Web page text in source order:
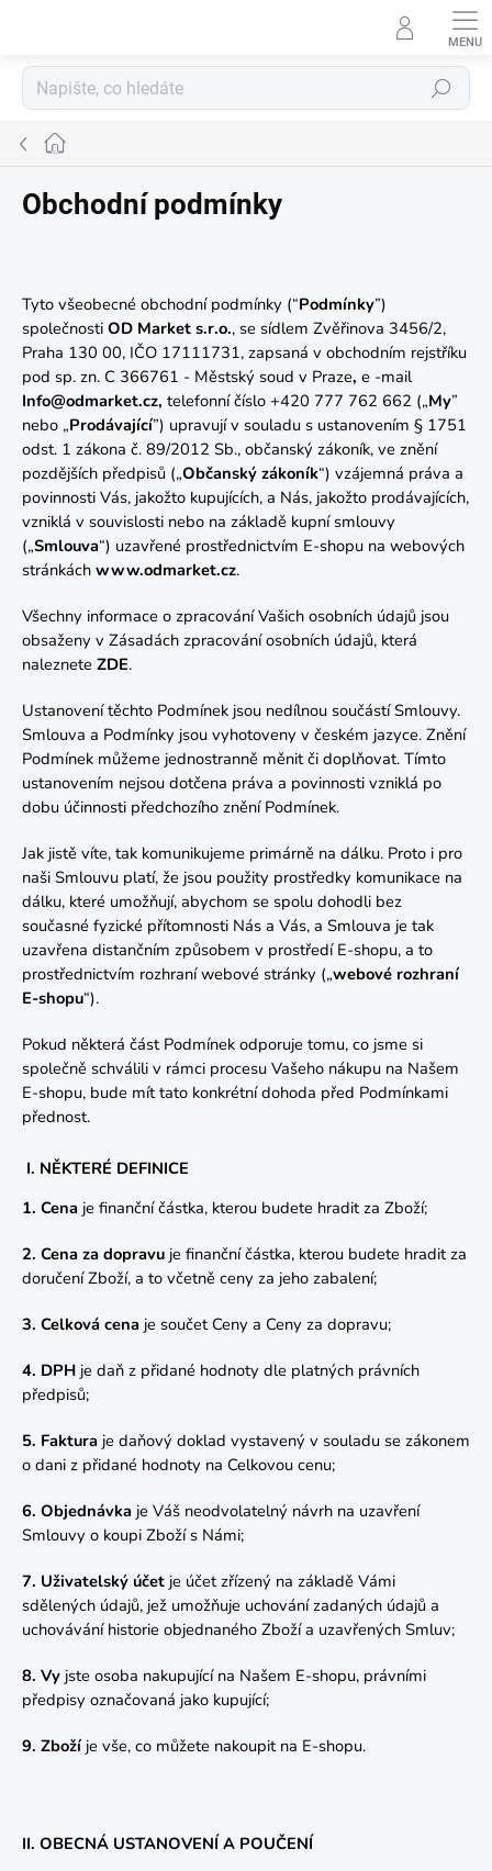
Hledat
Domů
Obchodní podmínky
Tyto všeobecné obchodní podmínky (“Podmínky”)
společnosti OD Market s.r.o., se sídlem Zvěřinova 3456/2,
Praha 130 00, IČO 17111731, zapsaná v obchodním rejstříku
pod sp. zn. C 366761 - Městský soud v Praze, e -mail
Info@odmarket.cz, telefonní číslo +420 777 762 662 („My”
nebo „Prodávající”) upravují v souladu s ustanovením § 1751
odst. 1 zákona č. 89/2012 Sb., občanský zákoník, ve znění
pozdějších předpisů („Občanský zákoník“) vzájemná práva a
povinnosti Vás, jakožto kupujících, a Nás, jakožto prodávajících,
vzniklá v souvislosti nebo na základě kupní smlouvy
(„Smlouva“) uzavřené prostřednictvím E-shopu na webových
stránkách www.odmarket.cz.
Všechny informace o zpracování Vašich osobních údajů jsou
obsaženy v Zásadách zpracování osobních údajů, která
naleznete ZDE.
Ustanovení těchto Podmínek jsou nedílnou součástí Smlouvy.
Smlouva a Podmínky jsou vyhotoveny v českém jazyce. Znění
Podmínek můžeme jednostranně měnit či doplňovat. Tímto
ustanovením nejsou dotčena práva a povinnosti vzniklá po
dobu účinnosti předchozího znění Podmínek.
Jak jistě víte, tak komunikujeme primárně na dálku. Proto i pro
naši Smlouvu platí, že jsou použity prostředky komunikace na
dálku, které umožňují, abychom se spolu dohodli bez
současné fyzické přítomnosti Nás a Vás, a Smlouva je tak
uzavřena distančním způsobem v prostředí E-shopu, a to
prostřednictvím rozhraní webové stránky („webové rozhraní
E-shopu“).
Pokud některá část Podmínek odporuje tomu, co jsme si
společně schválili v rámci procesu Vašeho nákupu na Našem
E-shopu, bude mít tato konkrétní dohoda před Podmínkami
přednost.
I. NĚKTERÉ DEFINICE
1. Cena je finanční částka, kterou budete hradit za Zboží;
2. Cena za dopravu je finanční částka, kterou budete hradit za
doručení Zboží, a to včetně ceny za jeho zabalení;
3. Celková cena je součet Ceny a Ceny za dopravu;
4. DPH je daň z přidané hodnoty dle platných právních
předpisů;
5. Faktura je daňový doklad vystavený v souladu se zákonem
o dani z přidané hodnoty na Celkovou cenu;
6. Objednávka je Váš neodvolatelný návrh na uzavření
Smlouvy o koupi Zboží s Námi;
7. Uživatelský účet je účet zřízený na základě Vámi
sdělených údajů, jež umožňuje uchování zadaných údajů a
uchovávání historie objednaného Zboží a uzavřených Smluv;
8. Vy jste osoba nakupující na Našem E-shopu, právními
předpisy označovaná jako kupující;
9. Zboží je vše, co můžete nakoupit na E-shopu.
II. OBECNÁ USTANOVENÍ A POUČENÍ